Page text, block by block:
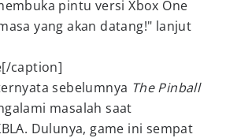
pintu versi Xbox One
yang akan datang!" lanjut
caption]
sebelumnya The Pinball
masalah saat
Dulunya, game ini sempat